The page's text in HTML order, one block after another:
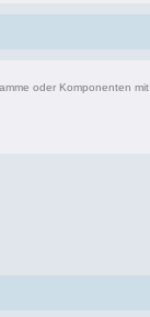
oder Komponenten mit